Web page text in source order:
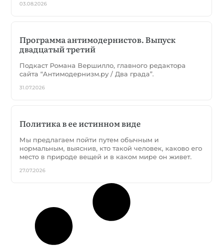
03.08.2026
Программа антимодернистов. Выпуск
двадцатый третий
Подкаст Романа Вершилло, главного редактора
сайта “Антимодернизм.ру / Два града”.
31.07.2026
Политика в ее истинном виде
Мы предлагаем пойти путем обычным и
нормальным, выяснив, кто такой человек, каково его
место в природе вещей и в каком мире он живет.
27.07.2026